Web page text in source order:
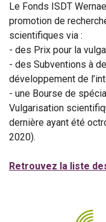
Le Fonds ISDT
promotion de
scientifiques via :
- des Prix pour la
- des Subventions à
développement de
- une Bourse de
Vulgarisation
dernière ayant été
2020).
Retrouvez la liste